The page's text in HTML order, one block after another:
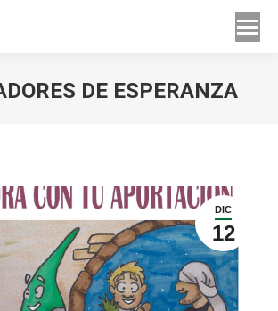
DE ESPERANZA
DIC
12